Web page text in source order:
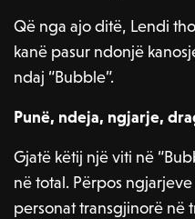
Që nga ajo ditë, Lendi
kanë pasur ndonjë
ndaj “Bubble”.
Punë, ndeja, ngjarje,
Gjatë këtij një viti në
në total. Përpos
personat transgjinorë në